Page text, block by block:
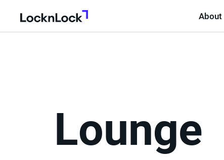
LocknLock
About
Lounge